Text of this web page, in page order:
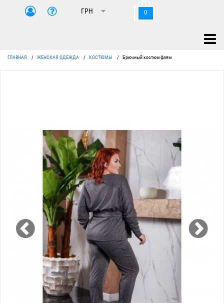
0
ГЛАВНАЯ / ЖЕНСКАЯ ОДЕЖДА / КОСТЮМЫ / Брючный костюм флям